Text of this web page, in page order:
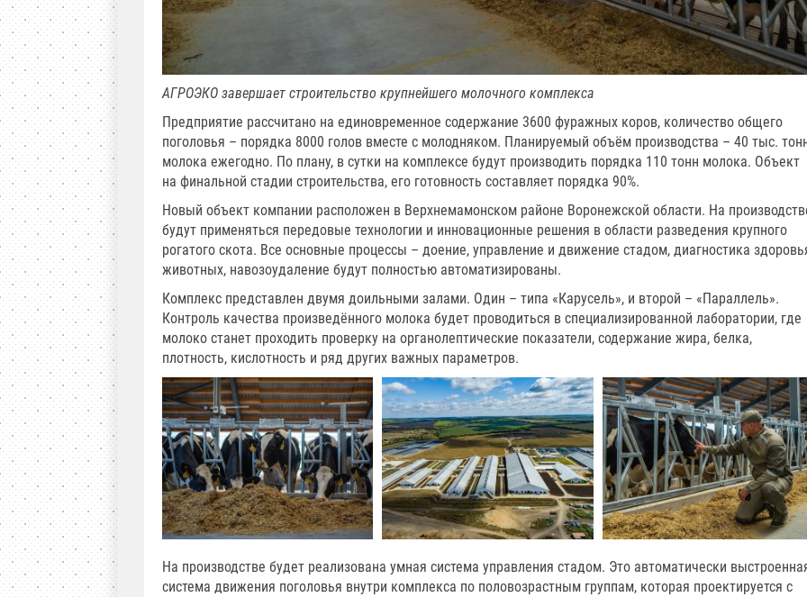
АГРОЭКО завершает строительство крупнейшего молочного комплекса
Предприятие рассчитано на единовременное содержание 3600 фуражных коров, количество общего
поголовья – порядка 8000 голов вместе с молодняком. Планируемый объём производства – 40 тыс.
молока ежегодно. По плану, в сутки на комплексе будут производить порядка 110 тонн молока. Объект
на финальной стадии строительства, его готовность составляет порядка 90%.
Новый объект компании расположен в Верхнемамонском районе Воронежской области. На
будут применяться передовые технологии и инновационные решения в области разведения крупного
рогатого скота. Все основные процессы – доение, управление и движение стадом, диагностика
животных, навозоудаление будут полностью автоматизированы.
Комплекс представлен двумя доильными залами. Один – типа «Карусель», и второй – «Параллель».
Контроль качества произведённого молока будет проводиться в специализированной лаборатории, где
молоко станет проходить проверку на органолептические показатели, содержание жира, белка,
плотность, кислотность и ряд других важных параметров.
На производстве будет реализована умная система управления стадом. Это автоматически
система движения поголовья внутри комплекса по половозрастным группам, которая проектируется с